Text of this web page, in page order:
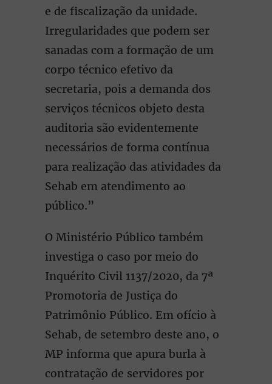
e de fiscalização da unidade.
Irregularidades que podem ser
sanadas com a formação de um
corpo técnico efetivo da
secretaria, pois a demanda dos
serviços técnicos objeto desta
auditoria são evidentemente
necessários de forma contínua
para realização das atividades da
Sehab em atendimento ao
público.”
O Ministério Público também
investiga o caso por meio do
Inquérito Civil 1137/2020, da 7ª
Promotoria de Justiça do
Patrimônio Público. Em ofício à
Sehab, de setembro deste ano, o
MP informa que apura burla à
contratação de servidores por